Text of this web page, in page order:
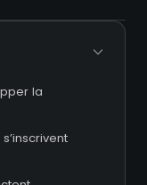
la